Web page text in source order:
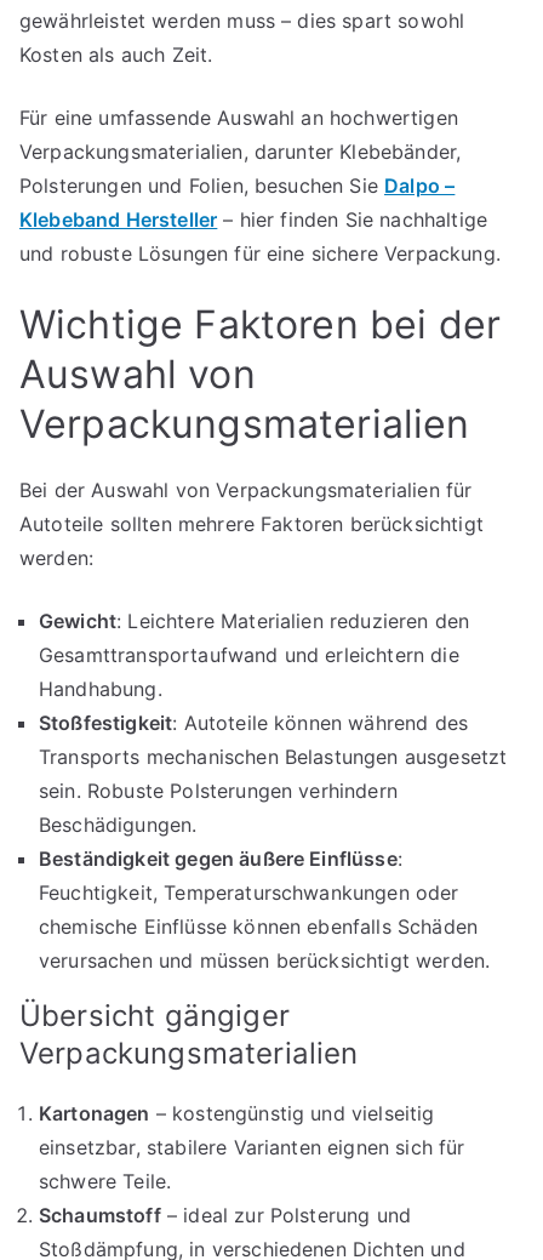
gewährleistet werden muss – dies spart sowohl
Kosten als auch Zeit.
Für eine umfassende Auswahl an hochwertigen
Verpackungsmaterialien, darunter Klebebänder,
Polsterungen und Folien, besuchen Sie Dalpo –
Klebeband Hersteller – hier finden Sie nachhaltige
und robuste Lösungen für eine sichere Verpackung.
Wichtige Faktoren bei der
Auswahl von
Verpackungsmaterialien
Bei der Auswahl von Verpackungsmaterialien für
Autoteile sollten mehrere Faktoren berücksichtigt
werden:
Gewicht: Leichtere Materialien reduzieren den
Gesamttransportaufwand und erleichtern die
Handhabung.
Stoßfestigkeit: Autoteile können während des
Transports mechanischen Belastungen ausgesetzt
sein. Robuste Polsterungen verhindern
Beschädigungen.
Beständigkeit gegen äußere Einflüsse:
Feuchtigkeit, Temperaturschwankungen oder
chemische Einflüsse können ebenfalls Schäden
verursachen und müssen berücksichtigt werden.
Übersicht gängiger
Verpackungsmaterialien
Kartonagen – kostengünstig und vielseitig
einsetzbar, stabilere Varianten eignen sich für
schwere Teile.
Schaumstoff– ideal zur Polsterung und
Stoßdämpfung, in verschiedenen Dichten und